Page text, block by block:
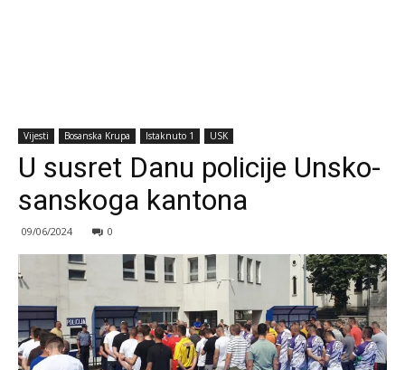
Vijesti Bosanska Krupa Istaknuto 1 USK
U susret Danu policije Unsko-
sanskoga kantona
09/06/2024 0